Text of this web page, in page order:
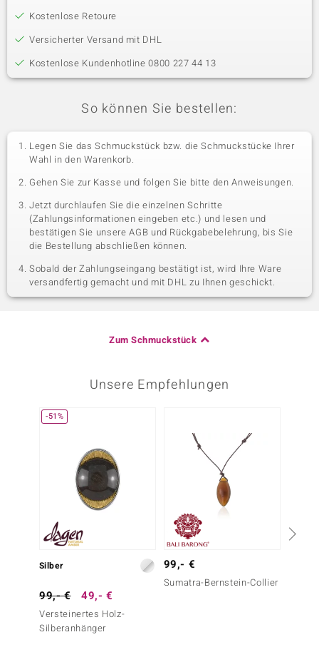
Kostenlose Retoure
Versicherter Versand mit DHL
Kostenlose Kundenhotline 0800 227 44 13
So können Sie bestellen:
Legen Sie das Schmuckstück bzw. die Schmuckstücke Ihrer
Wahl in den Warenkorb.
Gehen Sie zur Kasse und folgen Sie bitte den Anweisungen.
Jetzt durchlaufen Sie die einzelnen Schritte
(Zahlungsinformationen eingeben etc.) und lesen und
bestätigen Sie unsere AGB und Rückgabebelehrung, bis Sie
die Bestellung abschließen können.
Sobald der Zahlungseingang bestätigt ist, wird Ihre Ware
versandfertig gemacht und mit DHL zu Ihnen geschickt.
Zum Schmuckstück
Unsere Empfehlungen
-51%
Silber
99,- € 49,- €
Versteinertes Holz-
Silberanhänger
99,- €
Sumatra-Bernstein-Collier